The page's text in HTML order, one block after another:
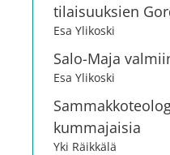
tilaisuuksien
Esa Ylikoski
Salo-Maja
Esa Ylikoski
kummajaisia
Yki Räikkälä